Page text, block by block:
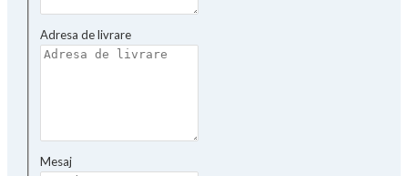
Adresa de livrare
Mesaj